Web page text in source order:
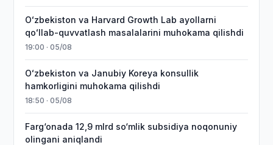
Oʻzbekiston va Harvard Growth Lab ayollarni
qoʻllab-quvvatlash masalalarini muhokama qilishdi
19:00 · 05/08
Oʻzbekiston va Janubiy Koreya konsullik
hamkorligini muhokama qilishdi
18:50 · 05/08
Farg‘onada 12,9 mlrd so‘mlik subsidiya noqonuniy
olingani aniqlandi